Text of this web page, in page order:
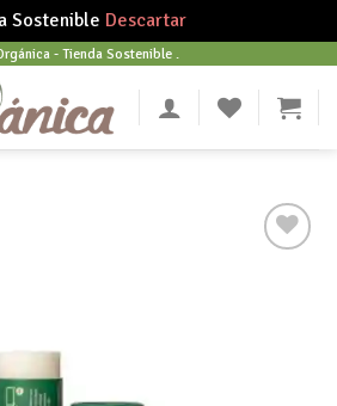
Sostenible Descartar
- Tienda Sostenible .